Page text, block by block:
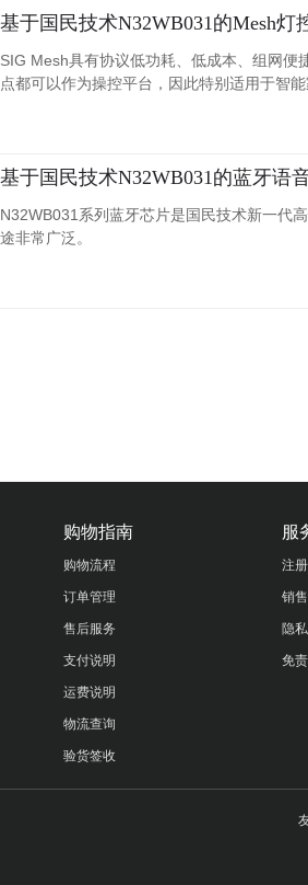
基于国民技术N32WB031的Mesh灯
SIG Mesh具有协议低功耗、低成本、组网
点都可以作为操控平台，因此特别适用于智
基于国民技术N32WB031的蓝牙语
N32WB031系列蓝牙芯片是国民技术新一代
途非常广泛。
购物指南
购物流程
订单管理
售后服务
支付说明
运费说明
物流查询
验货签收
服
注
销
隐
免